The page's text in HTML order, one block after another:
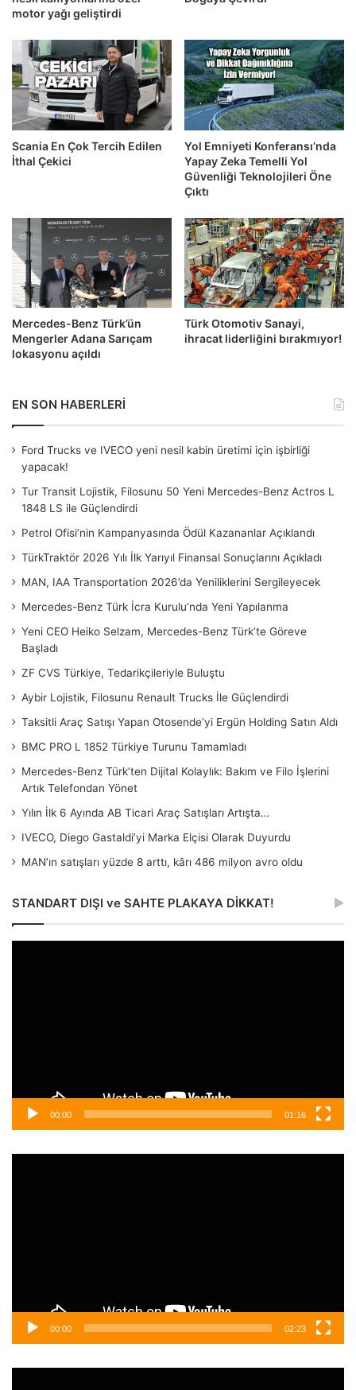
motor yağı geliştirdi
Scania En Çok Tercih Edilen
İthal Çekici
Yol Emniyeti Konferansı’nda
Yapay Zeka Temelli Yol
Güvenliği Teknolojileri Öne
Çıktı
Mercedes-Benz Türk’ün
Mengerler Adana Sarıçam
lokasyonu açıldı
Türk Otomotiv Sanayi,
ihracat liderliğini bırakmıyor!
EN SON HABERLERİ
Ford Trucks ve IVECO yeni nesil kabin üretimi için işbirliği
yapacak!
Tur Transit Lojistik, Filosunu 50 Yeni Mercedes-Benz Actros L
1848 LS ile Güçlendirdi
Petrol Ofisi’nin Kampanyasında Ödül Kazananlar Açıklandı
TürkTraktör 2026 Yılı İlk Yarıyıl Finansal Sonuçlarını Açıkladı
MAN, IAA Transportation 2026’da Yeniliklerini Sergileyecek
Mercedes-Benz Türk İcra Kurulu’nda Yeni Yapılanma
Yeni CEO Heiko Selzam, Mercedes-Benz Türk’te Göreve
Başladı
ZF CVS Türkiye, Tedarikçileriyle Buluştu
Aybir Lojistik, Filosunu Renault Trucks İle Güçlendirdi
Taksitli Araç Satışı Yapan Otosende’yi Ergün Holding Satın Aldı
BMC PRO L 1852 Türkiye Turunu Tamamladı
Mercedes-Benz Türk’ten Dijital Kolaylık: Bakım ve Filo İşlerini
Artık Telefondan Yönet
Yılın İlk 6 Ayında AB Ticari Araç Satışları Artışta…
IVECO, Diego Gastaldi’yi Marka Elçisi Olarak Duyurdu
MAN’ın satışları yüzde 8 arttı, kârı 486 milyon avro oldu
STANDART DIŞI ve SAHTE PLAKAYA DİKKAT!
00:00 01:16
00:00 02:23